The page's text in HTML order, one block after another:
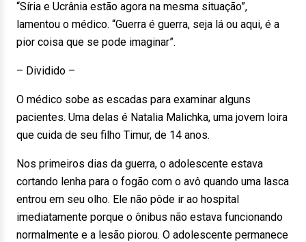
“Síria e Ucrânia estão agora na mesma situação”,
lamentou o médico. “Guerra é guerra, seja lá ou aqui, é a
pior coisa que se pode imaginar”.
– Dividido –
O médico sobe as escadas para examinar alguns
pacientes. Uma delas é Natalia Malichka, uma jovem loira
que cuida de seu filho Timur, de 14 anos.
Nos primeiros dias da guerra, o adolescente estava
cortando lenha para o fogão com o avô quando uma lasca
entrou em seu olho. Ele não pôde ir ao hospital
imediatamente porque o ônibus não estava funcionando
normalmente e a lesão piorou. O adolescente permanece